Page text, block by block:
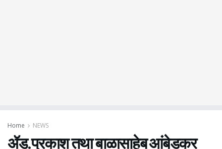
Home NEWS
ॲड.प्रकाश तथा बाळासाहेब आंबेडकर